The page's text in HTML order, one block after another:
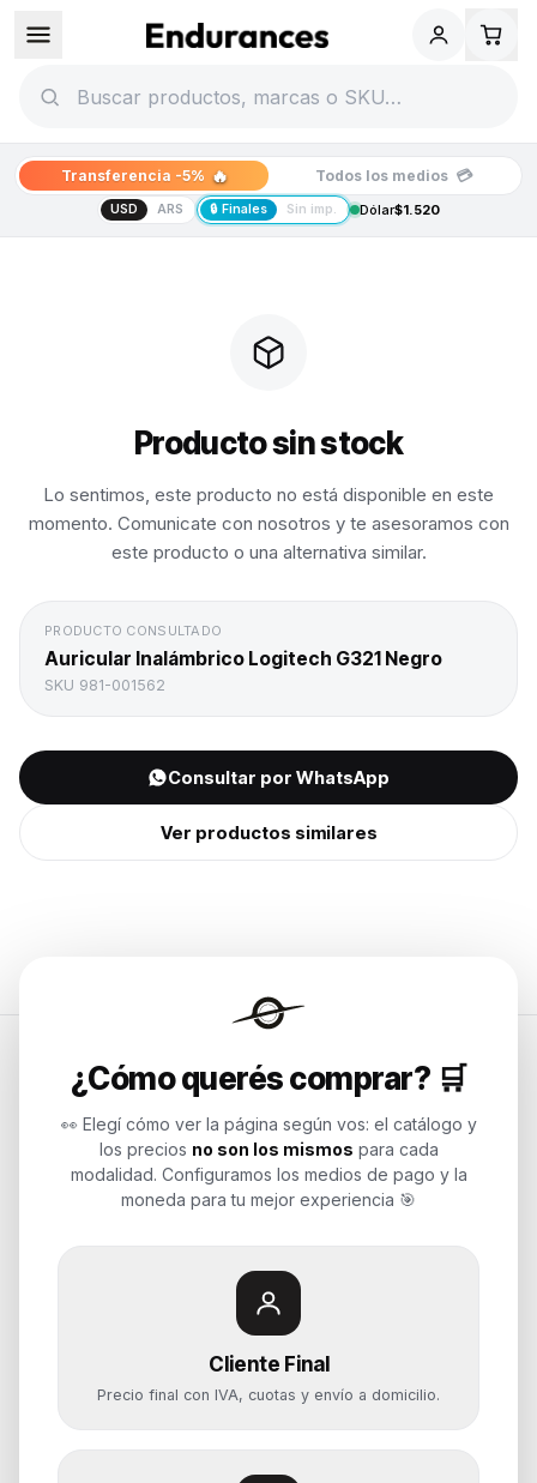
Transferencia -5% 🔥 Todos los medios 💳
USD ARS 🔒 Finales Sin imp. Dólar$1.520
Producto sin stock
Lo sentimos, este producto no está disponible en este
momento. Comunicate con nosotros y te asesoramos con
este producto o una alternativa similar.
PRODUCTO CONSULTADO
Auricular Inalámbrico Logitech G321 Negro
SKU 981-001562
Consultar por WhatsApp
Ver productos similares
¿Cómo querés comprar? 🛒
👀 Elegí cómo ver la página según vos: el catálogo y
los precios no son los mismos para cada
modalidad. Configuramos los medios de pago y la
moneda para tu mejor experiencia 🎯
Cliente Final
Precio final con IVA, cuotas y envío a domicilio.
Soluciones de tecnología para
empresas, revendedores y personas.
Potenciamos tu mundo.
Time to work
Categorías
Notebooks